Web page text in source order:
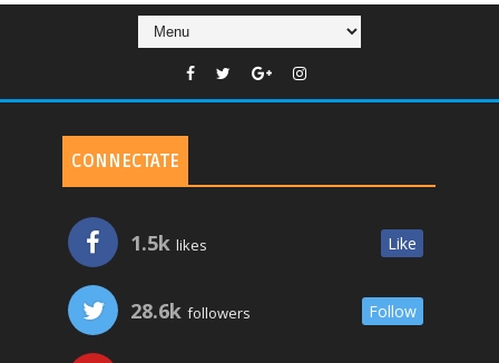
CONNECTATE
1.5k likes Like
28.6k followers Follow